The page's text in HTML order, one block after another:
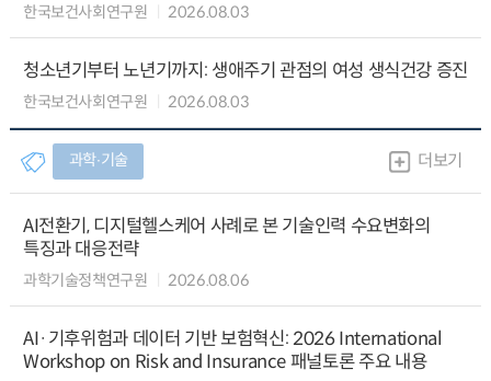
한국보건사회연구원 2026.08.03
청소년기부터 노년기까지: 생애주기 관점의 여성 생식건강 증진
한국보건사회연구원 2026.08.03
과학∙기술 더보기
AI전환기, 디지털헬스케어 사례로 본 기술인력 수요변화의
특징과 대응전략
과학기술정책연구원 2026.08.06
AI·기후위험과 데이터 기반 보험혁신: 2026 International
Workshop on Risk and Insurance 패널토론 주요 내용